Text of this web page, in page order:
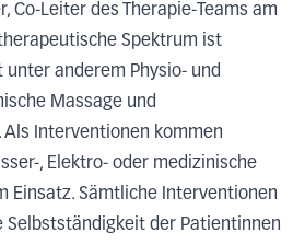
Co-Leiter des Therapie-Teams am
therapeutische Spektrum ist
anderem Physio- und
Massage und
Interventionen kommen
, Elektro- oder medizinische
Einsatz. Sämtliche Interventionen
Selbstständigkeit der Patientinnen